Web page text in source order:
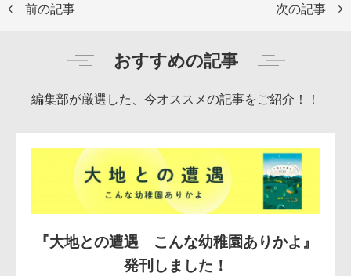
前の記事 次の記事
おすすめの記事
編集部が厳選した、今オススメの記事をご紹介！！
『大地との遭遇 こんな幼稚園ありかよ』
発刊しました！